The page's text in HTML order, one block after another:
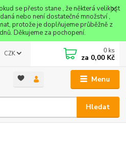
se přesto stane , že některá velikost
nebo není dostatečné množství ,
protože je doplňujeme průběžně z
Děkujeme za pochopení.
Menu
CZK
Hledat
0 ks
za 0,00 Kč